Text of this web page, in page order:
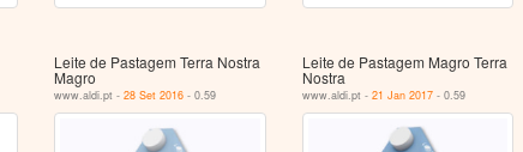
Leite de Pastagem Terra Nostra
Magro
www.aldi.pt - 28 Set 2016- 0.59
Leite de Pastagem Magro Terra
Nostra
www.aldi.pt - 21 Jan 2017- 0.59